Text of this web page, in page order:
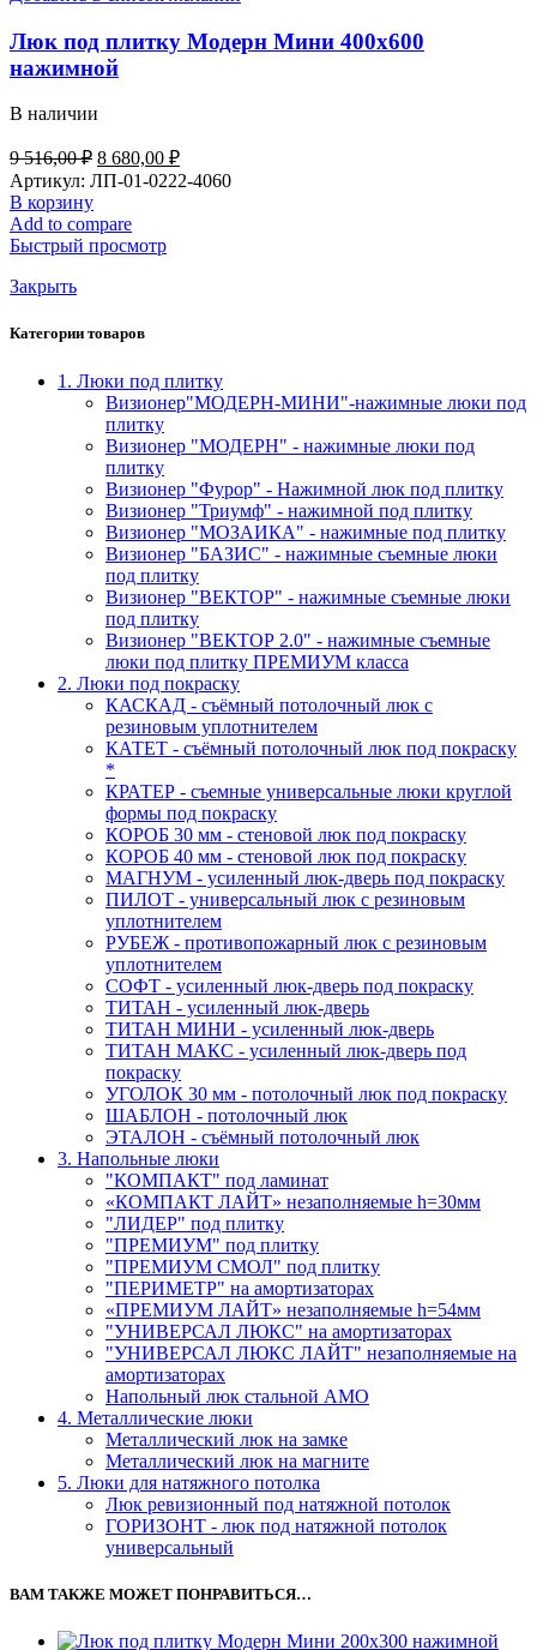
Люк под плитку Модерн Мини 400х600
нажимной
В наличии
9 516,00₽ Первоначальная
цена
9
516,00 ₽.
8 680,00 ₽Текущая
цена:
Артикул: ЛП-01-0222-4060
В корзину
Add to compare
Быстрый просмотр
Закрыть
Категории товаров
1. Люки под плитку
Визионер"МОДЕРН-МИНИ"-нажимные люки под
плитку
Визионер "МОДЕРН" - нажимные люки под
плитку
Визионер "Фурор" - Нажимной люк под плитку
Визионер "Триумф" - нажимной под плитку
Визионер "МОЗАИКА" - нажимные под плитку
Визионер "БАЗИС" - нажимные съемные люки
под плитку
Визионер "ВЕКТОР" - нажимные съемные люки
под плитку
Визионер "ВЕКТОР 2.0" - нажимные съемные
люки под плитку ПРЕМИУМ класса
2. Люки под покраску
КАСКАД - съёмный потолочный люк с
резиновым уплотнителем
КАТЕТ - съёмный потолочный люк под покраску
*
КРАТЕР - съемные универсальные люки круглой
формы под покраску
КОРОБ 30 мм - стеновой люк под покраску
КОРОБ 40 мм - стеновой люк под покраску
МАГНУМ - усиленный люк-дверь под покраску
ПИЛОТ - универсальный люк с резиновым
уплотнителем
РУБЕЖ - противопожарный люк с резиновым
уплотнителем
СОФТ - усиленный люк-дверь под покраску
ТИТАН - усиленный люк-дверь
ТИТАН МИНИ - усиленный люк-дверь
ТИТАН МАКС - усиленный люк-дверь под
покраску
УГОЛОК 30 мм - потолочный люк под покраску
ШАБЛОН - потолочный люк
ЭТАЛОН - съёмный потолочный люк
3. Напольные люки
"КОМПАКТ" под ламинат
«КОМПАКТ ЛАЙТ» незаполняемые h=30мм
"ЛИДЕР" под плитку
"ПРЕМИУМ" под плитку
"ПРЕМИУМ СМОЛ" под плитку
"ПЕРИМЕТР" на амортизаторах
«ПРЕМИУМ ЛАЙТ» незаполняемые h=54мм
"УНИВЕРСАЛ ЛЮКС" на амортизаторах
"УНИВЕРСАЛ ЛЮКС ЛАЙТ" незаполняемые на
амортизаторах
Напольный люк стальной АМО
4. Металлические люки
Металлический люк на замке
Металлический люк на магните
5. Люки для натяжного потолка
Люк ревизионный под натяжной потолок
ГОРИЗОНТ - люк под натяжной потолок
универсальный
ВАМ ТАКЖЕ МОЖЕТ ПОНРАВИТЬСЯ…